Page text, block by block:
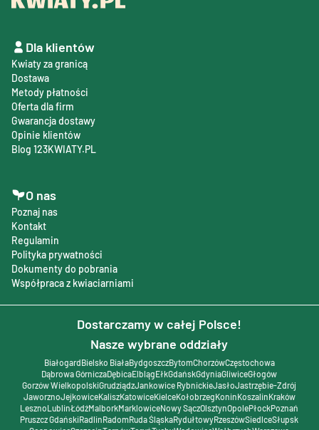
Dla klientów
Kwiaty za granicą
Dostawa
Metody płatności
Oferta dla firm
Gwarancja dostawy
Opinie klientów
Blog 123KWIATY.PL
O nas
Poznaj nas
Kontakt
Regulamin
Polityka prywatności
Dokumenty do pobrania
Współpraca z kwiaciarniami
Dostarczamy w całej Polsce!
Nasze wybrane oddziały
BiałogardBielsko BiałaBydgoszczBytomChorzówCzęstochowa
Dąbrowa GórniczaDębicaElblągEłkGdańskGdyniaGliwiceGłogów
Gorzów WielkopolskiGrudziądzJankowice RybnickieJasłoJastrzębie-Zdrój
JaworznoJejkowiceKaliszKatowiceKielceKołobrzegKoninKoszalinKraków
LesznoLublinŁódźMalborkMarklowiceNowy SączOlsztynOpolePłockPoznań
Pruszcz GdańskiRadlinRadomRuda ŚląskaRydułtowyRzeszówSiedlceSłupsk